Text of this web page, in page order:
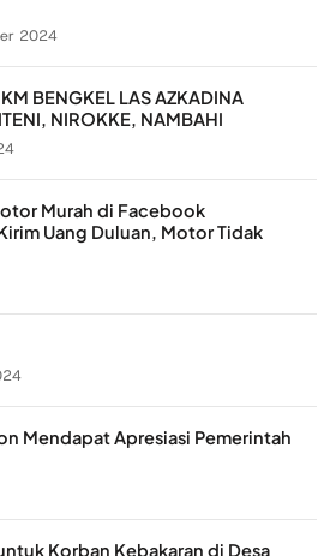
2024
BENGKEL LAS AZKADINA
NIROKKE, NAMBAHI
Murah di Facebook
Uang Duluan, Motor Tidak
Mendapat Apresiasi Pemerintah
Korban Kebakaran di Desa